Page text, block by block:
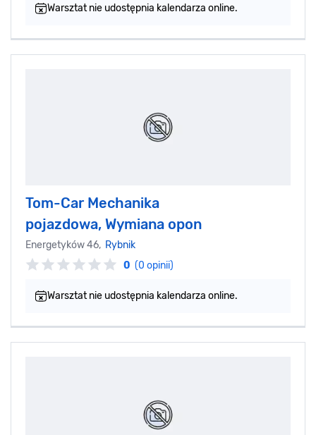
Warsztat nie udostępnia kalendarza online.
Tom-Car Mechanika
pojazdowa, Wymiana opon
Energetyków 46, Rybnik
0 (0 opinii)
Warsztat nie udostępnia kalendarza online.